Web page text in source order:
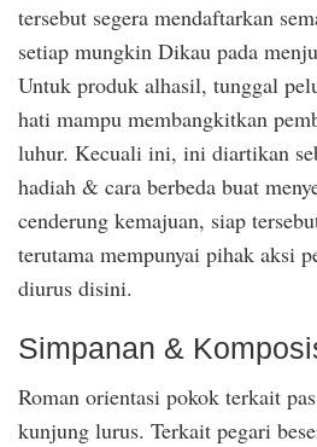
tersebut segera mendaftarkan
setiap mungkin Dikau pada
Untuk produk alhasil, tunggal
hati mampu membangkitkan
luhur. Kecuali ini, ini diartikan
hadiah & cara berbeda buat
cenderung kemajuan, siap
terutama mempunyai pihak aksi
diurus disini.
Simpanan &
Roman orientasi pokok terkait
kunjung lurus. Terkait pegari